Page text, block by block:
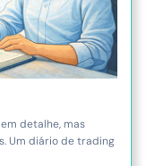
detalhe, mas
Um diário de trading